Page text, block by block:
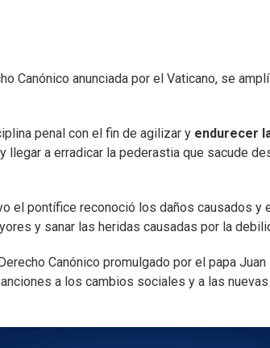
Canónico anunciada por el Vaticano, se
penal con el fin de agilizar y endurecer
llegar a erradicar la pederastia que sacude
el pontífice reconoció los daños causados y
y sanar las heridas causadas por la
Canónico promulgado por el papa
a los cambios sociales y a las